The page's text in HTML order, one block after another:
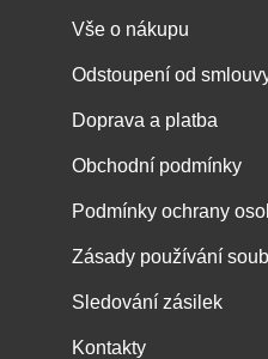
Vše o nákupu
Odstoupení od
Doprava a platba
Obchodní podmínky
Podmínky ochrany
Zásady používání
Sledování zásilek
Kontakty